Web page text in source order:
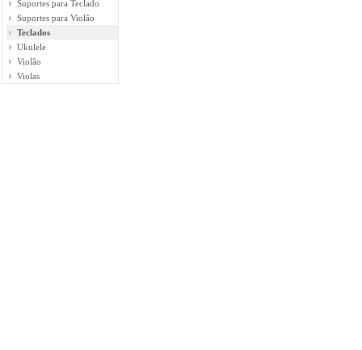
Suportes para Teclado
Suportes para Violão
Teclados
Ukulele
Violão
Violas